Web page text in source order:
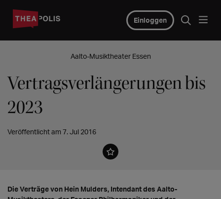
Einloggen
Aalto-Musiktheater Essen
Vertragsverlängerungen bis
2023
Veröffentlicht am 7. Jul 2016
Die Verträge von Hein Mulders, Intendant des Aalto-